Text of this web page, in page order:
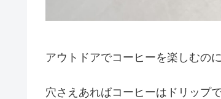
アウトドアでコーヒーを楽しむの
穴さえあればコーヒーはドリップ